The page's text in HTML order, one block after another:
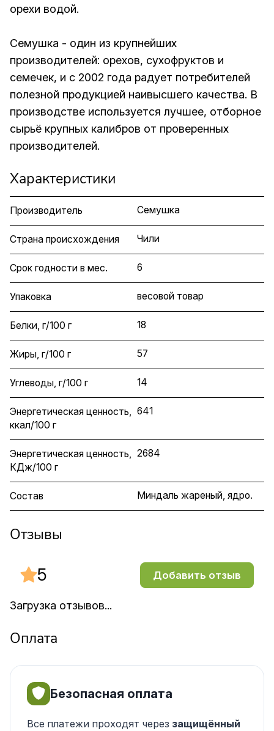
орехи водой.
Семушка - один из крупнейших
производителей: орехов, сухофруктов и
семечек, и с 2002 года радует потребителей
полезной продукцией наивысшего качества. В
производстве используется лучшее, отборное
сырьё крупных калибров от проверенных
производителей.
Характеристики
Производитель Семушка
Страна происхождения Чили
Срок годности в мес. 6
Упаковка весовой товар
Белки, г/100 г 18
Жиры, г/100 г 57
Углеводы, г/100 г 14
Энергетическая ценность,
ккал/100 г
641
Энергетическая ценность,
КДж/100 г
2684
Состав Миндаль жареный, ядро.
Отзывы
Загрузка отзывов...
5 Добавить отзыв
Оплата
Безопасная оплата
Все платежи проходят через защищённый